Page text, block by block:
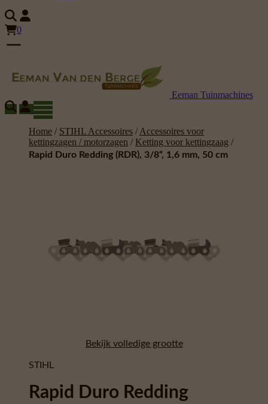
0
Eeman Tuinmachines
Home / STIHL Accessoires / Accessoires voor
kettingzagen / motorzagen / Ketting voor kettingzaag /
Rapid Duro Redding (RDR), 3/8“, 1,6 mm, 50 cm
Bekijk volledige grootte
STIHL
Rapid Duro Redding